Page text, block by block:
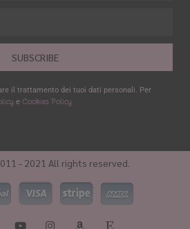
SUBSCRIBE
il trattamento dei tuoi dati personali. Per
e Cookies Policy
- 2021 All rights reserved.